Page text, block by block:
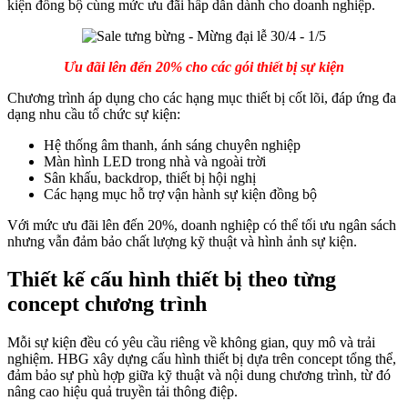
kiện đồng bộ cùng mức ưu đãi hấp dẫn dành cho doanh nghiệp.
Ưu đãi lên đến 20% cho các gói thiết bị sự kiện
Chương trình áp dụng cho các hạng mục thiết bị cốt lõi, đáp ứng đa
dạng nhu cầu tổ chức sự kiện:
Hệ thống âm thanh, ánh sáng chuyên nghiệp
Màn hình LED trong nhà và ngoài trời
Sân khấu, backdrop, thiết bị hội nghị
Các hạng mục hỗ trợ vận hành sự kiện đồng bộ
Với mức ưu đãi lên đến 20%, doanh nghiệp có thể tối ưu ngân sách
nhưng vẫn đảm bảo chất lượng kỹ thuật và hình ảnh sự kiện.
Thiết kế cấu hình thiết bị theo từng
concept chương trình
Mỗi sự kiện đều có yêu cầu riêng về không gian, quy mô và trải
nghiệm. HBG xây dựng cấu hình thiết bị dựa trên concept tổng thể,
đảm bảo sự phù hợp giữa kỹ thuật và nội dung chương trình, từ đó
nâng cao hiệu quả truyền tải thông điệp.